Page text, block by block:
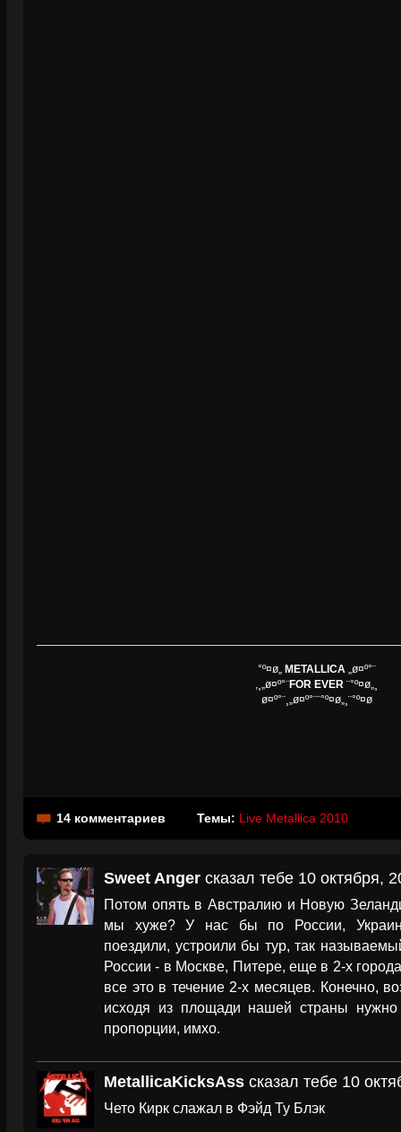
°º¤ø„ METALLICA„ø¤º°¨
,¸„ø¤º°¨FOR EVER ¨°º¤ø„¸
ø¤º°¨¸„ø¤º°¨¨°º¤ø„¸¨°º¤ø
14 комментариев Темы: Live Metallica 2010
Sweet Anger сказал тебе 10 октября,
Потом опять в Австралию и Новую
мы хуже? У нас бы по России,
поездили, устроили бы тур, так
России - в Москве, Питере, еще в 2-х
все это в течение 2-х месяцев. Конечно,
исходя из площади нашей страны нужно
пропорции, имхо.
MetallicaKicksAss сказал тебе 10
Чето Кирк слажал в Фэйд Ту Блэк